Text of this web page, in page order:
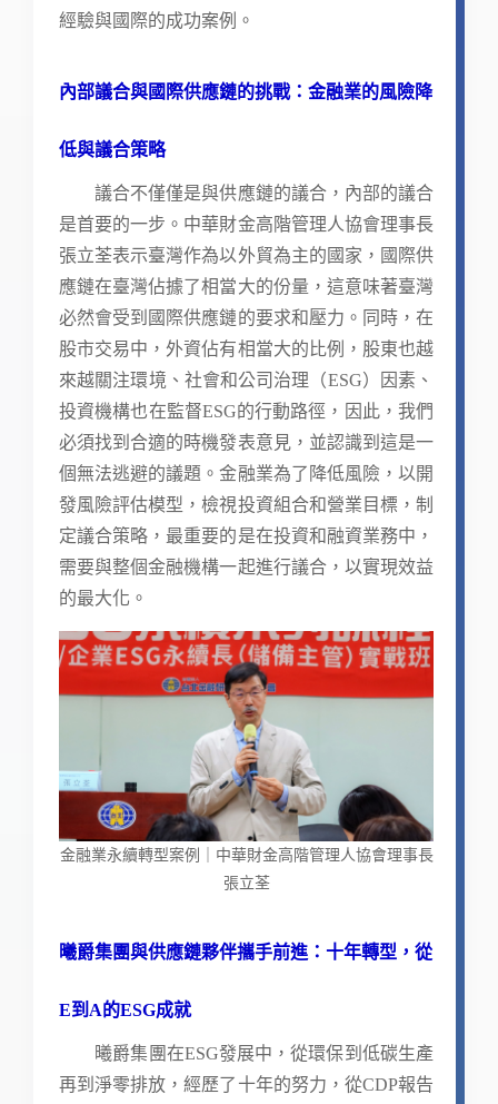
經驗與國際的成功案例。
內部議合與國際供應鏈的挑戰：金融業的風險降
低與議合策略
議合不僅僅是與供應鏈的議合，內部的議合
是首要的一步。中華財金高階管理人協會理事長
張立荃表示臺灣作為以外貿為主的國家，國際供
應鏈在臺灣佔據了相當大的份量，這意味著臺灣
必然會受到國際供應鏈的要求和壓力。同時，在
股市交易中，外資佔有相當大的比例，股東也越
來越關注環境、社會和公司治理（ESG）因素、
投資機構也在監督ESG的行動路徑，因此，我們
必須找到合適的時機發表意見，並認識到這是一
個無法逃避的議題。金融業為了降低風險，以開
發風險評估模型，檢視投資組合和營業目標，制
定議合策略，最重要的是在投資和融資業務中，
需要與整個金融機構一起進行議合，以實現效益
的最大化。
金融業永續轉型案例｜中華財金高階管理人協會理事長
張立荃
曦爵集團與供應鏈夥伴攜手前進：十年轉型，從
E到A的ESG成就
曦爵集團在ESG發展中，從環保到低碳生產
再到淨零排放，經歷了十年的努力，從CDP報告